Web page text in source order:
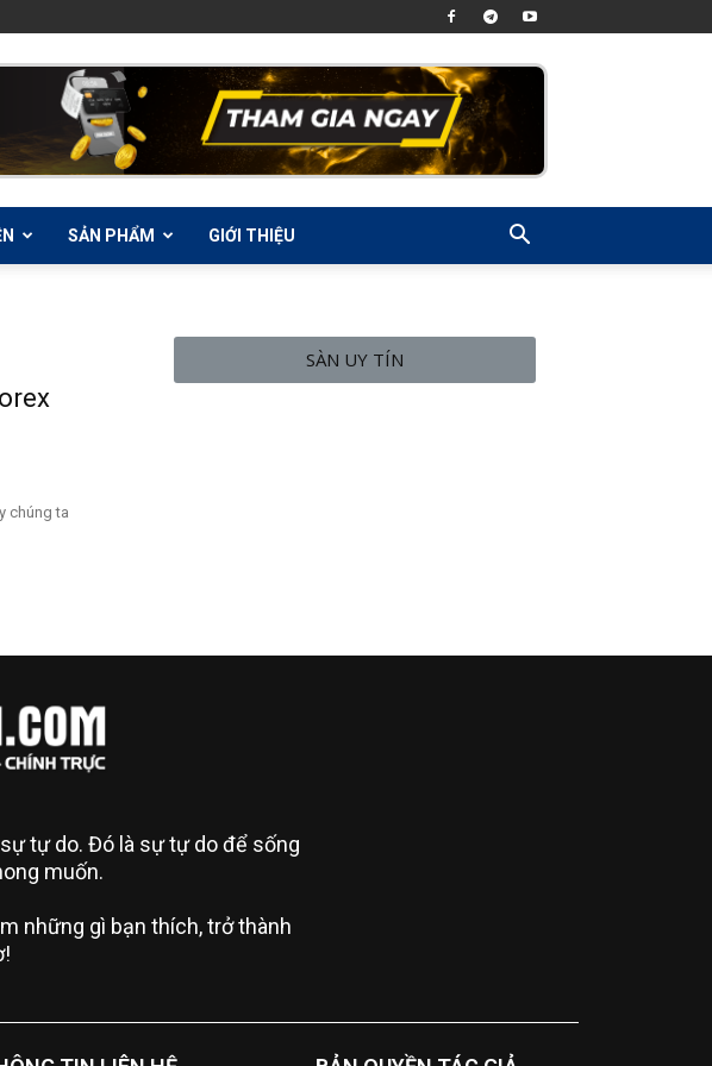
SẢN PHẨM GIỚI THIỆU
chúng ta
SÀN UY TÍN
tự do. Đó là sự tự do để sống
muốn.
những gì bạn thích, trở thành